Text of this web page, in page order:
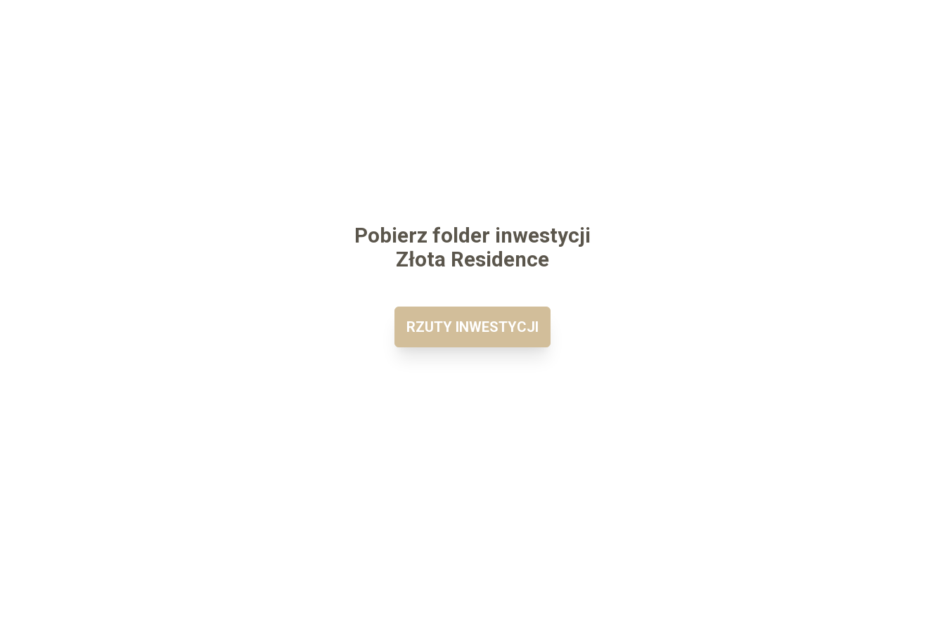
Pobierz folder inwestycji
Złota Residence
RZUTY INWESTYCJI